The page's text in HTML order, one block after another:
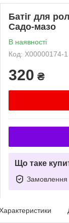
Батіг для
Садо-мазо
В наявності
Код: X00000174-1
320 ₴
Що таке
Замовлення